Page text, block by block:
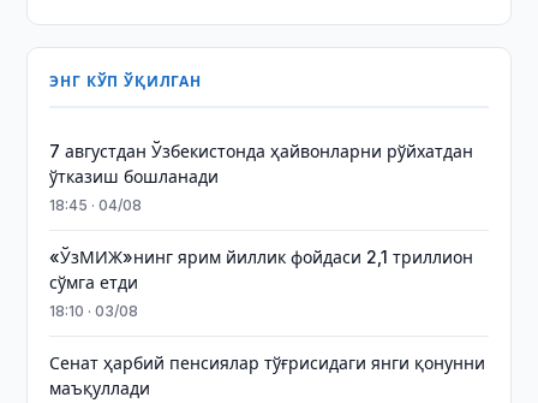
ЭНГ КЎП ЎҚИЛГАН
7 августдан Ўзбекистонда ҳайвонларни рўйхатдан
ўтказиш бошланади
18:45 · 04/08
«ЎзМИЖ»нинг ярим йиллик фойдаси 2,1 триллион
сўмга етди
18:10 · 03/08
Сенат ҳарбий пенсиялар тўғрисидаги янги қонунни
маъқуллади